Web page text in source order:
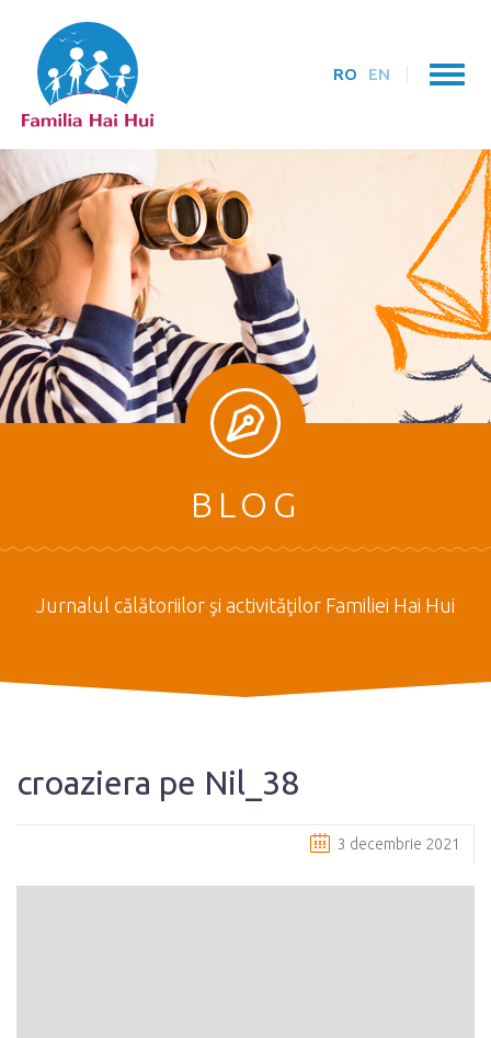
RO EN
BLOG
Jurnalul călătoriilor şi activităţilor Familiei Hai Hui
croaziera pe Nil_38
3 decembrie 2021